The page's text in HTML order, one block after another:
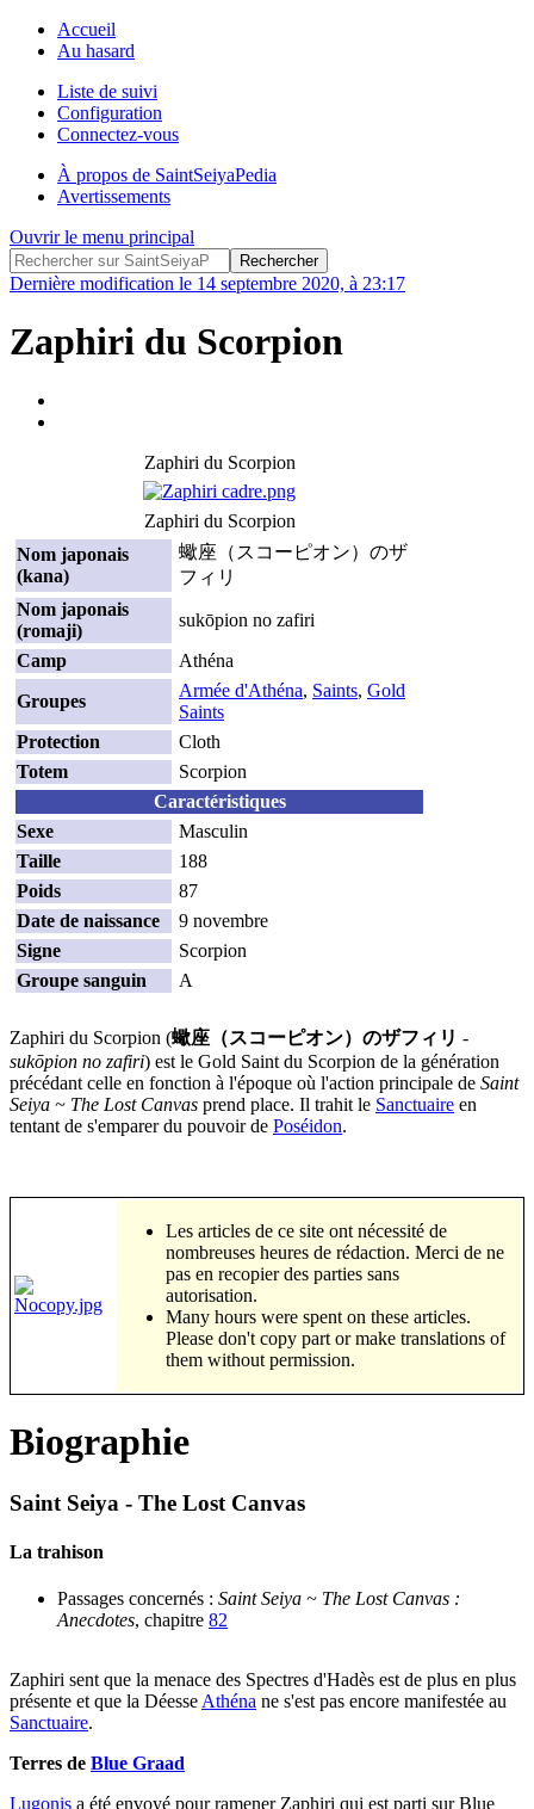
Accueil
Au hasard
Liste de suivi
Configuration
Connectez-vous
À propos de SaintSeiyaPedia
Avertissements
Ouvrir le menu principal
Dernière modification le 14 septembre 2020, à 23:17
Zaphiri du Scorpion
Zaphiri du Scorpion
Zaphiri du Scorpion
Nom japonais
(kana)
蠍座（スコーピオン）のザ
フィリ
Nom japonais
(romaji)
sukōpion no zafiri
Camp
Athéna
Groupes
Armée d'Athéna, Saints, Gold
Saints
Protection
Cloth
Totem
Scorpion
Caractéristiques
Sexe
Masculin
Taille
188
Poids
87
Date de naissance
9 novembre
Signe
Scorpion
Groupe sanguin
A
Zaphiri du Scorpion (蠍座（スコーピオン）のザフィリ -
sukōpion no zafiri) est le Gold Saint du Scorpion de la génération
précédant celle en fonction à l'époque où l'action principale de Saint
Seiya ~ The Lost Canvas prend place. Il trahit le Sanctuaire en
tentant de s'emparer du pouvoir de Poséidon.
Les articles de ce site ont nécessité de
nombreuses heures de rédaction. Merci de ne
pas en recopier des parties sans
autorisation.
Many hours were spent on these articles.
Please don't copy part or make translations of
them without permission.
Biographie
Saint Seiya - The Lost Canvas
La trahison
Passages concernés : Saint Seiya ~ The Lost Canvas :
Anecdotes, chapitre 82
Zaphiri sent que la menace des Spectres d'Hadès est de plus en plus
présente et que la Déesse Athéna ne s'est pas encore manifestée au
Sanctuaire.
Terres de Blue Graad
Lugonis a été envoyé pour ramener Zaphiri qui est parti sur Blue